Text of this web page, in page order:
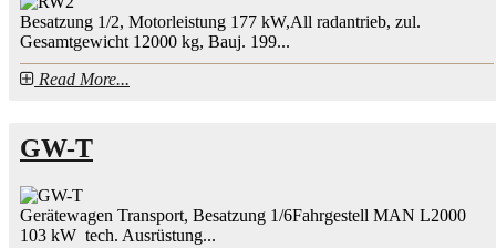
Besatzung 1/2, Motorleistung 177 kW,All radantrieb, zul.
Gesamtgewicht 12000 kg, Bauj. 199...
Read More...
GW-T
Gerätewagen Transport, Besatzung 1/6Fahrgestell MAN L2000
103 kW tech. Ausrüstung...